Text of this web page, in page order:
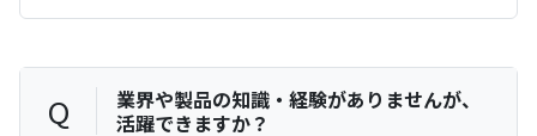
Q
業界や製品の知識・経験がありませんが、
活躍できますか？